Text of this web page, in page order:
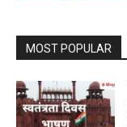
MOST POPULAR